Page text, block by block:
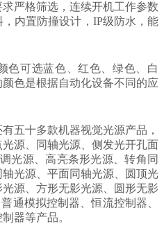
严格筛选，连续开机工作参数
内置防撞设计，IP级防水，能
色可选蓝色、红色、绿色、白
色是根据自动化设备不同的应
五十多款机器视觉光源产品，
源、同轴光源、侧发光开孔面
光源、高亮条形光源、转角同
光源、平面同轴光源、圆顶光
源、方形无影光源、圆形无影
通模拟控制器、恒流控制器、
器等产品。